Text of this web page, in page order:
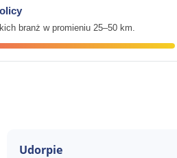
branż w promieniu 25–50 km.
Udorpie